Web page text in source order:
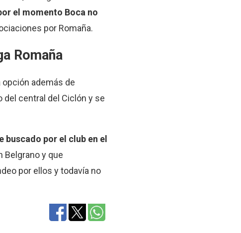
el momento Boca no
por Romaña.
Romaña
además de
central del Ciclón y se
buscado por el club en el
Belgrano y que
por ellos y todavía no